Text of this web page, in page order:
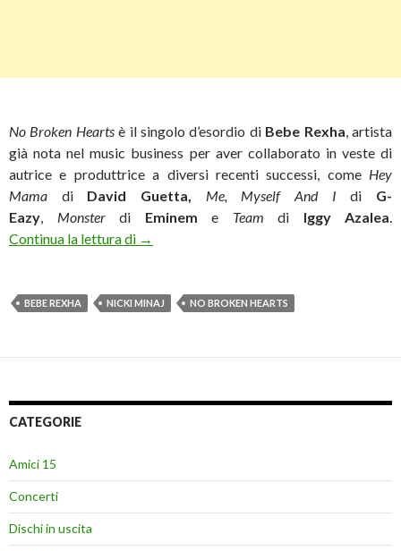
No Broken Heartsè il singolo d’esordio di Bebe Rexha , artista
già nota nel music business per aver collaborato in veste di
autrice e produttrice a diversi recenti successi, come Hey
Mama di David Guetta, Me, Myself And Idi G-
Eazy
Monster di Eminem e Team di Iggy Azalea
Continua la lettura di
Bebe Rexha: “No Broken Hearts” segna
→
BEBE REXHA NICKI MINAJ NO BROKEN HEARTS
CATEGORIE
Amici 15
Concerti
Dischi in uscita